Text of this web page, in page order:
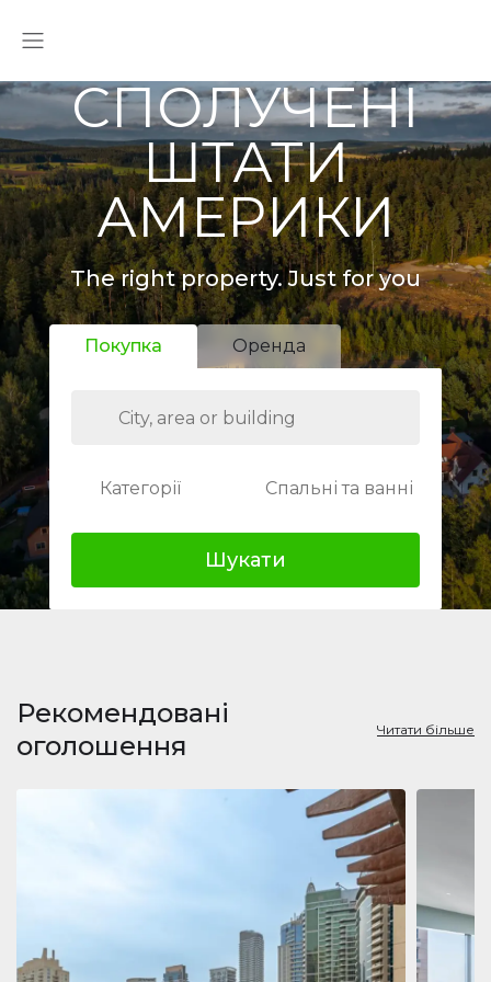
СПОЛУЧЕНІ
ШТАТИ
АМЕРИКИ
The right property. Just for you
Покупка Оренда
Категорії Спальні та ванні
Шукати
Рекомендовані
оголошення
Читати більше